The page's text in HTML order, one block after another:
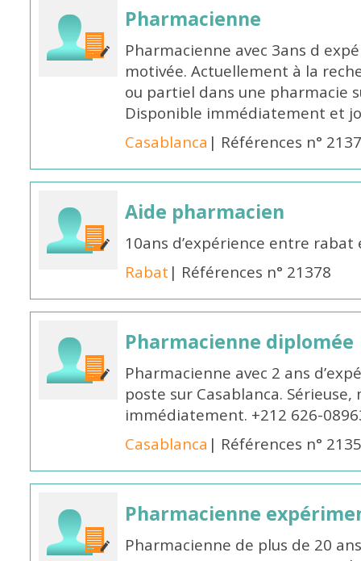
Pharmacienne
Pharmacienne avec 3ans d
motivée. Actuellement à la
ou partiel dans une pharmacie
Disponible immédiatement et
Casablanca | Références n°
Aide pharmacien
10ans d’expérience entre
Rabat | Références n° 21378
Pharmacienne diplomée
Pharmacienne avec 2 ans
poste sur Casablanca.
immédiatement. +212 626-
Casablanca | Références n°
Pharmacienne
Pharmacienne de plus de 20